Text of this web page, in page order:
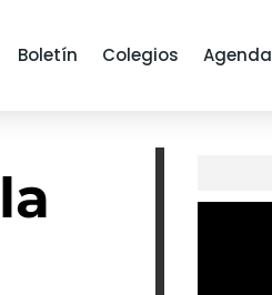
Boletín Colegios Agenda